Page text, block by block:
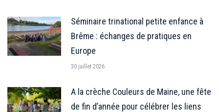
Séminaire trinational petite enfance à
Brême : échanges de pratiques en
Europe
30 juillet 2026
A la crèche Couleurs de Maine, une fête
de fin d’année pour célébrer les liens